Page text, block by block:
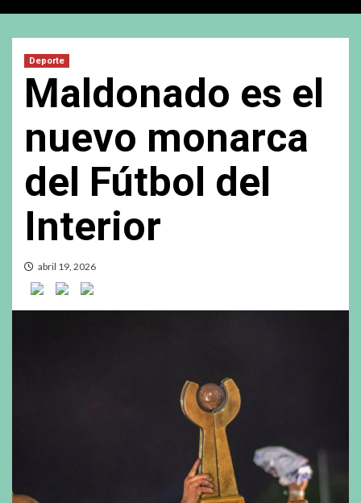
Deporte
Maldonado es el
nuevo monarca
del Fútbol del
Interior
abril 19, 2026